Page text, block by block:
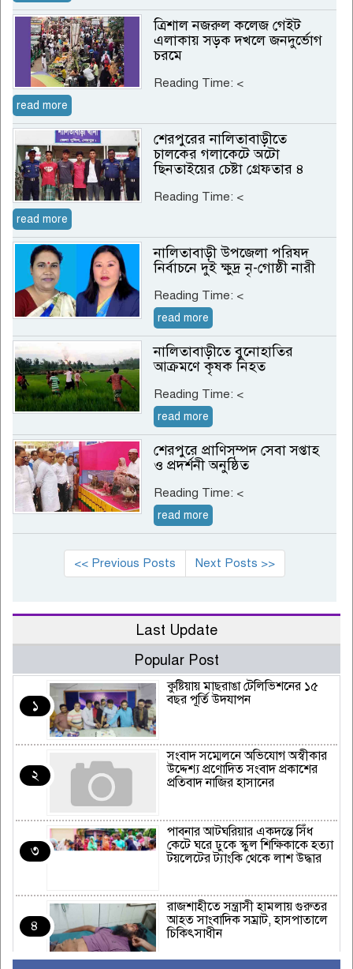
ত্রিশাল নজরুল কলেজ গেইট
এলাকায় সড়ক দখলে জনদুর্ভোগ
চরমে
Reading Time: <
read more
শেরপুরের নালিতাবাড়ীতে
চালকের গলাকেটে অটো
ছিনতাইয়ের চেষ্টা গ্রেফতার ৪
Reading Time: <
read more
নালিতাবাড়ী উপজেলা পরিষদ
নির্বাচনে দুই ক্ষুদ্র নৃ-গোষ্ঠী নারী
Reading Time: <
read more
নালিতাবাড়ীতে বুনোহাতির
আক্রমণে কৃষক নিহত
Reading Time: <
read more
শেরপুরে প্রাণিসম্পদ সেবা সপ্তাহ
ও প্রদর্শনী অনুষ্ঠিত
Reading Time: <
read more
<< Previous Posts Next Posts >>
Last Update
Popular Post
১
কুষ্টিয়ায় মাছরাঙা টেলিভিশনের ১৫
বছর পূর্তি উদযাপন
২
সংবাদ সম্মেলনে অভিযোগ অস্বীকার
উদ্দেশ্য প্রণোদিত সংবাদ প্রকাশের
প্রতিবাদ নাজির হাসানের
৩
পাবনার আটঘরিয়ার একদন্তে সিঁধ
কেটে ঘরে ঢুকে স্কুল শিক্ষিকাকে হত্যা
টয়লেটের ট্যাংকি থেকে লাশ উদ্ধার
৪
রাজশাহীতে সন্ত্রাসী হামলায় গুরুতর
আহত সাংবাদিক সম্রাট, হাসপাতালে
চিকিৎসাধীন